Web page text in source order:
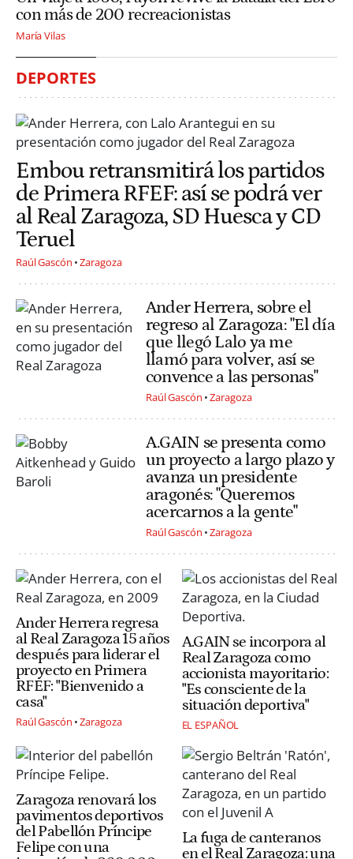
con más de 200 recreacionistas
María Vilas
DEPORTES
Embou retransmitirá los partidos
de Primera RFEF: así se podrá ver
al Real Zaragoza, SD Huesca y CD
Teruel
Raúl Gascón Zaragoza
Ander Herrera, sobre el
regreso al Zaragoza: "El día
que llegó Lalo ya me
llamó para volver, así se
convence a las personas"
Raúl Gascón Zaragoza
A.GAIN se presenta como
un proyecto a largo plazo y
avanza un presidente
aragonés: "Queremos
acercarnos a la gente"
Raúl Gascón Zaragoza
Ander Herrera regresa
al Real Zaragoza 15 años
después para liderar el
proyecto en Primera
RFEF: "Bienvenido a
casa"
Raúl Gascón Zaragoza
A.GAIN se incorpora al
Real Zaragoza como
accionista mayoritario:
"Es consciente de la
situación deportiva"
EL ESPAÑOL
Zaragoza renovará los
pavimentos deportivos
del Pabellón Príncipe
Felipe con una
La fuga de canteranos
en el Real Zaragoza: una